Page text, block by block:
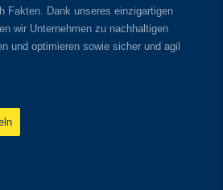
Fakten. Dank unseres einzigartigen
wir Unternehmen zu nachhaltigen
und optimieren sowie sicher und agil